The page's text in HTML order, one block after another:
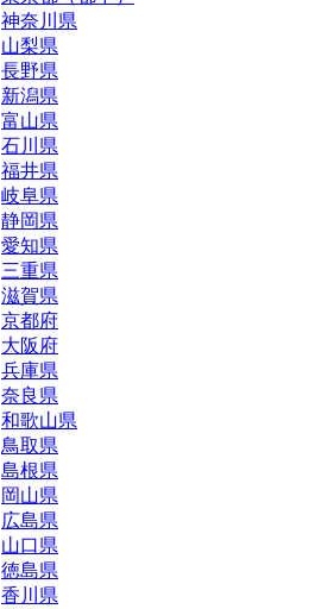
神奈川県
山梨県
長野県
新潟県
富山県
石川県
福井県
岐阜県
静岡県
愛知県
三重県
滋賀県
京都府
大阪府
兵庫県
奈良県
和歌山県
鳥取県
島根県
岡山県
広島県
山口県
徳島県
香川県